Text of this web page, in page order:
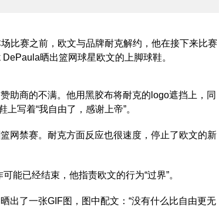
赛之前，欧文与品牌耐克解约，他在接下来比赛
晒出篮网球星欧文的上脚球鞋。
商的不满。他用黑胶布将耐克的logo遮挡上，同
写着“我自由了，感谢上帝”。
禁赛。耐克方面反应也很速度，停止了欧文的新
已经结束，他指责欧文的行为“过界”。
了一张GIF图，图中配文：“没有什么比自由更无